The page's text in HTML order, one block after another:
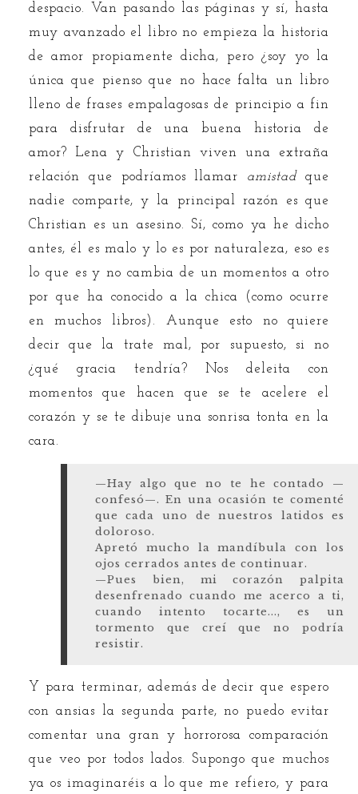
despacio. Van pasando las páginas y sí, hasta
muy avanzado el libro no empieza la historia
de amor propiamente dicha, pero ¿soy yo la
única que pienso que no hace falta un libro
lleno de frases empalagosas de principio a fin
para disfrutar de una buena historia de
amor? Lena y Christian viven una extraña
relación que podríamos llamar amistad que
nadie comparte, y la principal razón es que
Christian es un asesino. Sí, como ya he dicho
antes, él es malo y lo es por naturaleza, eso es
lo que es y no cambia de un momentos a otro
por que ha conocido a la chica (como ocurre
en muchos libros). Aunque esto no quiere
decir que la trate mal, por supuesto, si no
¿qué gracia tendría? Nos deleita con
momentos que hacen que se te acelere el
corazón y se te dibuje una sonrisa tonta en la
cara.
—Hay algo que no te he contado —
confesó—. En una ocasión te comenté
que cada uno de nuestros latidos es
doloroso.
Apretó mucho la mandíbula con los
ojos cerrados antes de continuar.
—Pues bien, mi corazón palpita
desenfrenado cuando me acerco a ti,
cuando intento tocarte..., es un
tormento que creí que no podría
resistir.
Y para terminar, además de decir que espero
con ansias la segunda parte, no puedo evitar
comentar una gran y horrorosa comparación
que veo por todos lados. Supongo que muchos
ya os imaginaréis a lo que me refiero, y para